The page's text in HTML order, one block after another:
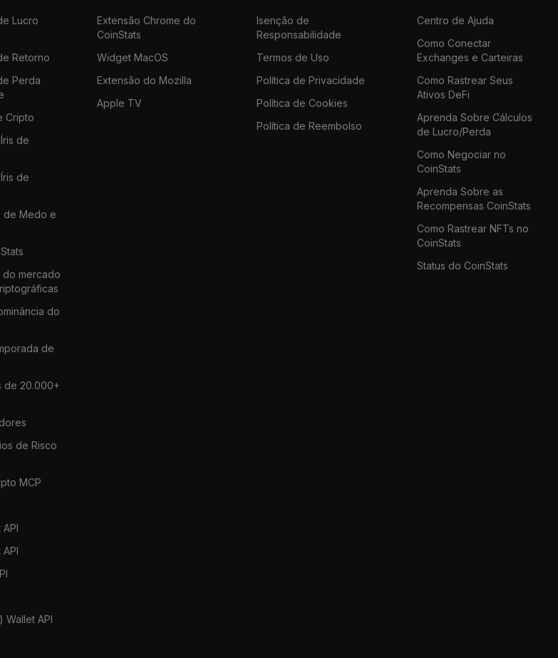
Lucro
Retorno
Perda
Cripto
de
de
de Medo e
do mercado
do
de
de 20.000+
de Risco
MCP
Wallet API
Extensão Chrome do
CoinStats
Widget MacOS
Extensão do Mozilla
Apple TV
Isenção de
Responsabilidade
Termos de Uso
Política de Privacidade
Política de Cookies
Política de Reembolso
Centro de Ajuda
Como Conectar
Exchanges e Carteiras
Como Rastrear Seus
Ativos DeFi
Aprenda Sobre Cálculos
de Lucro/Perda
Como Negociar no
CoinStats
Aprenda Sobre as
Recompensas CoinStats
Como Rastrear NFTs no
CoinStats
Status do CoinStats